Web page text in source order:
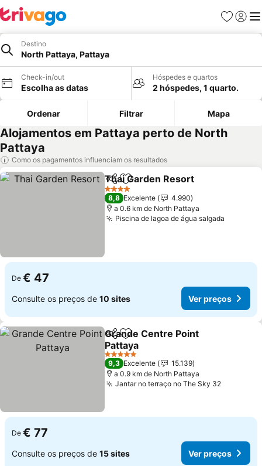
Favoritos
Iniciar
Destino
North Pattaya, Pattaya
Check-in/out
Escolha as datas
Hóspedes e quartos
2 hóspedes, 1 quarto.
Ordenar Filtrar Mapa
Alojamentos em Pattaya perto de North
Pattaya
Como os pagamentos influenciam os resultados
PartilharAdicionar aos favoritos
Thai Garden Resort
4 Estrelas
8,8 Excelente
4.990
a 0.6 km de North Pattaya
Piscina de lagoa de água salgada
De € 47
Consulte os preços de 10 sites Ver preços
PartilharAdicionar aos favoritos
Grande Centre Point
Pattaya
Ver preços
5 Estrelas
9,3 Excelente
15.139
a 0.9 km de North Pattaya
Jantar no terraço no The Sky 32Ver
De € 77
Consulte os preços de 15 sites Ver preços